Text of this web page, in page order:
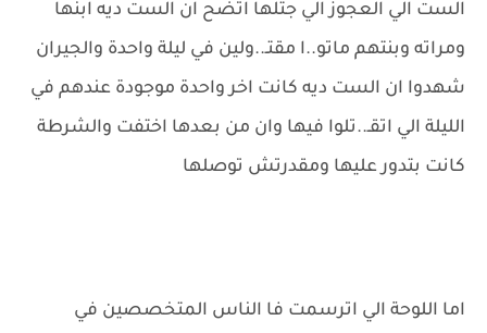
الست الي العجوز الي جتلها اتضح ان الست ديه ابنها
ومراته وبنتهم ماتو..ا مقتـ..ولين في ليلة واحدة والجيران
شهدوا ان الست ديه كانت اخر واحدة موجودة عندهم في
الليلة الي اتقـ..تلوا فيها وان من بعدها اختفت والشرطة
كانت بتدور عليها ومقدرتش توصلها
اما اللوحة الي اترسمت فا الناس المتخصصين في